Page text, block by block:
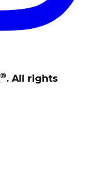
®. All rights